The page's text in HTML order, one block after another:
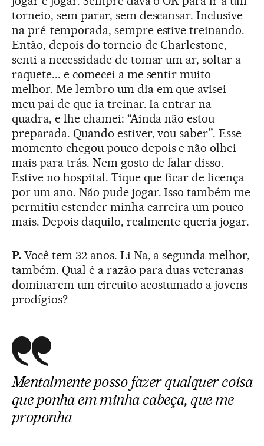
torneio, sem parar, sem descansar. Inclusive
na pré-temporada, sempre estive treinando.
Então, depois do torneio de Charlestone,
senti a necessidade de tomar um ar, soltar a
raquete... e comecei a me sentir muito
melhor. Me lembro um dia em que avisei
meu pai de que ia treinar. Ia entrar na
quadra, e lhe chamei: “Ainda não estou
preparada. Quando estiver, vou saber”. Esse
momento chegou pouco depois e não olhei
mais para trás. Nem gosto de falar disso.
Estive no hospital. Tique que ficar de licença
por um ano. Não pude jogar. Isso também me
permitiu estender minha carreira um pouco
mais. Depois daquilo, realmente queria jogar.
P.Você tem 32 anos. Li Na, a segunda melhor,
também. Qual é a razão para duas veteranas
dominarem um circuito acostumado a jovens
prodígios?
Mentalmente posso fazer qualquer coisa
que ponha em minha cabeça, que me
proponha